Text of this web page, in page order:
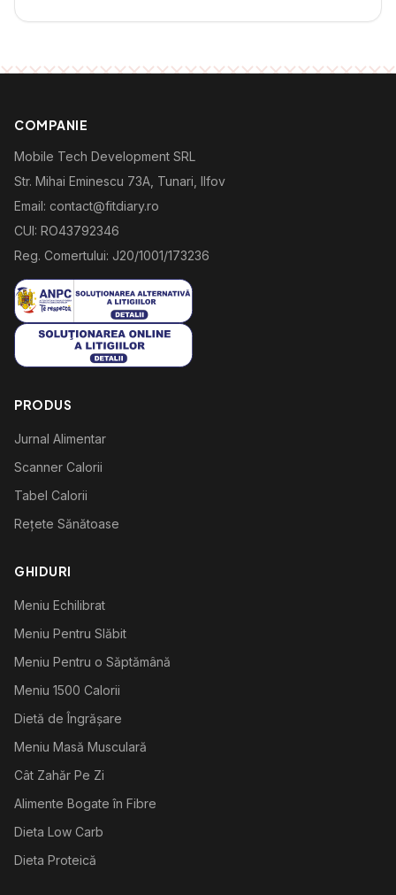
COMPANIE
Mobile Tech Development SRL
Str. Mihai Eminescu 73A, Tunari, Ilfov
Email: contact@fitdiary.ro
CUI: RO43792346
Reg. Comertului: J20/1001/173236
PRODUS
Jurnal Alimentar
Scanner Calorii
Tabel Calorii
Rețete Sănătoase
GHIDURI
Meniu Echilibrat
Meniu Pentru Slăbit
Meniu Pentru o Săptămână
Meniu 1500 Calorii
Dietă de Îngrășare
Meniu Masă Musculară
Cât Zahăr Pe Zi
Alimente Bogate în Fibre
Dieta Low Carb
Dieta Proteică